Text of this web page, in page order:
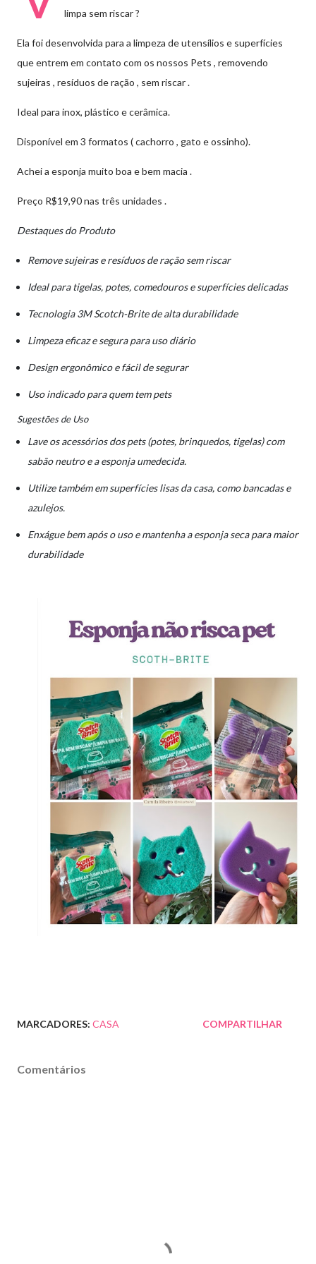
limpa sem riscar ?
Ela foi desenvolvida para a limpeza de utensílios e superfícies
que entrem em contato com os nossos Pets , removendo
sujeiras , resíduos de ração , sem riscar .
Ideal para inox, plástico e cerâmica.
Disponível em 3 formatos ( cachorro , gato e ossinho).
Achei a esponja muito boa e bem macia .
Preço R$19,90 nas três unidades .
Destaques do Produto
Remove sujeiras e resíduos de ração sem riscar
Ideal para tigelas, potes, comedouros e superfícies delicadas
Tecnologia 3M Scotch-Brite de alta durabilidade
Limpeza eficaz e segura para uso diário
Design ergonômico e fácil de segurar
Uso indicado para quem tem pets
Sugestões de Uso
Lave os acessórios dos pets (potes, brinquedos, tigelas) com
sabão neutro e a esponja umedecida.
Utilize também em superfícies lisas da casa, como bancadas e
azulejos.
Enxágue bem após o uso e mantenha a esponja seca para maior
durabilidade
MARCADORES: CASA COMPARTILHAR
Comentários